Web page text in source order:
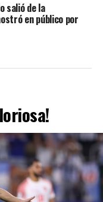
salió de la
en público por